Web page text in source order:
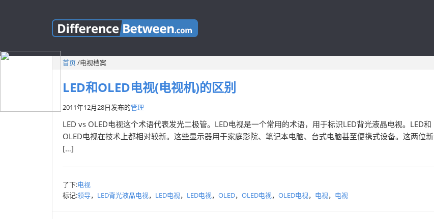
首页/电视档案
LED和OLED电视(电视机)的区别
2011年12月28日发布的管理
LED vs OLED电视这个术语代表发光二极管。LED电视是一个常用的术语，用于标识LED背光液晶电视。LED和
OLED电视在技术上都相对较新。这些显示器用于家庭影院、笔记本电脑、台式电脑甚至便携式设备。这两位新
[…]
了下:电视
标记:领导， LED背光液晶电视， LED电视， LED电视， OLED， OLED电视， OLED电视， 电视， 电视